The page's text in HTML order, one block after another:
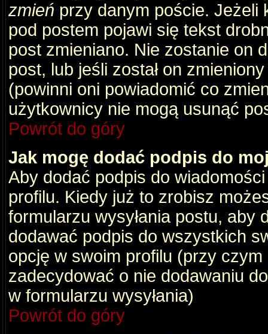
zmień przy danym poście. Jeżeli
pod postem pojawi się tekst
post zmieniano. Nie zostanie on
post, lub jeśli został on
(powinni oni powiadomić co
użytkownicy nie mogą usunąć
Powrót do góry
Jak mogę dodać podpis do
Aby dodać podpis do
profilu. Kiedy już to zrobisz
formularzu wysyłania postu,
dodawać podpis do wszystkich
opcję w swoim profilu (przy
zadecydować o nie dodawaniu
w formularzu wysyłania)
Powrót do góry